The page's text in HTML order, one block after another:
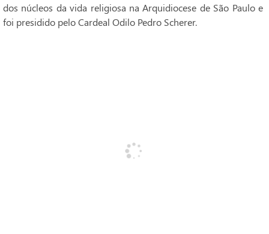
dos núcleos da vida religiosa na Arquidiocese de São Paulo e
foi presidido pelo Cardeal Odilo Pedro Scherer.